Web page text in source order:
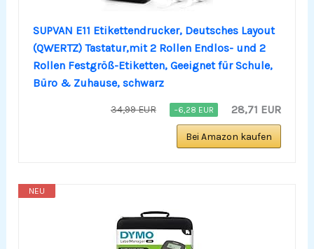
SUPVAN E11 Etikettendrucker, Deutsches Layout
(QWERTZ) Tastatur,mit 2 Rollen Endlos- und 2
Rollen Festgröß-Etiketten, Geeignet für Schule,
Büro & Zuhause, schwarz
34,99 EUR −6,28 EUR 28,71 EUR
Bei Amazon kaufen
NEU